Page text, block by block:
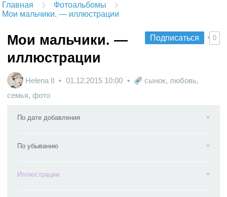
Главная
Фотоальбомы
Мои мальчики. — иллюстрации
Подписаться 0
Мои мальчики. —
иллюстрации
Helena Il 01.12.2015 10:00 сынок, любовь,
семья, фото
По дате добавления
По убыванию
Иллюстрации